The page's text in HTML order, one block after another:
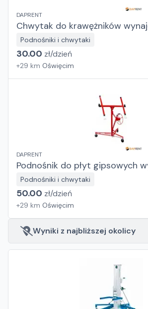
DAPRENT
Chwytak do krawężników
Podnośniki i chwytaki
30.00 zł/dzień
+29 km Oświęcim
DAPRENT
Podnośnik do płyt gipsowych
Podnośniki i chwytaki
50.00 zł/dzień
+29 km Oświęcim
Wyniki z najbliższej okolicy